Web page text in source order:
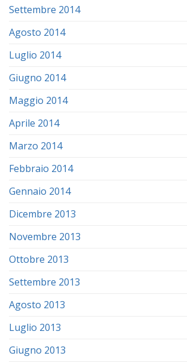
Settembre 2014
Agosto 2014
Luglio 2014
Giugno 2014
Maggio 2014
Aprile 2014
Marzo 2014
Febbraio 2014
Gennaio 2014
Dicembre 2013
Novembre 2013
Ottobre 2013
Settembre 2013
Agosto 2013
Luglio 2013
Giugno 2013